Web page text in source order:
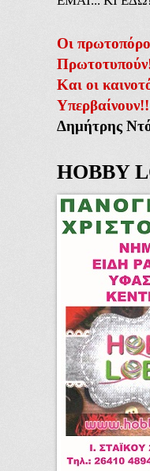
Οι
Και οι
Δημήτρης
HOBBY